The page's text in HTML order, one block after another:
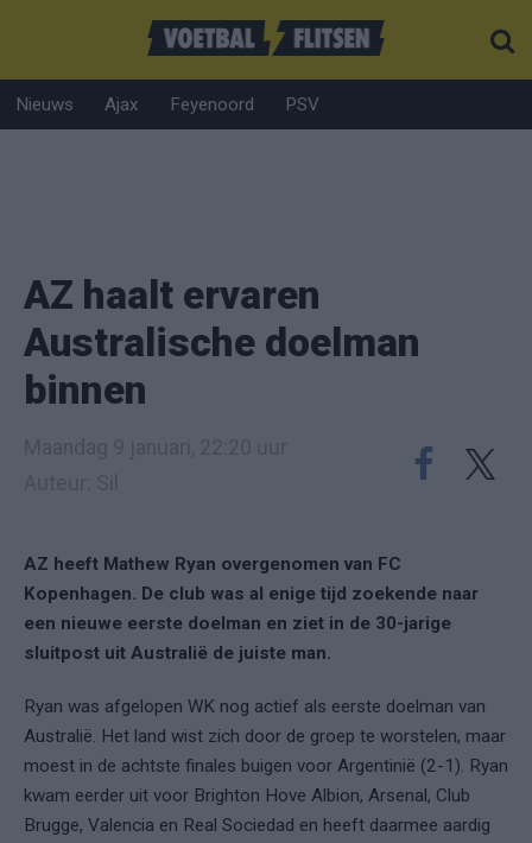
Nieuws Ajax Feyenoord PSV
AZ haalt ervaren
Australische doelman
binnen
AZ heeft Mathew Ryan overgenomen van FC
Kopenhagen. De club was al enige tijd zoekende naar
een nieuwe eerste doelman en ziet in de 30-jarige
sluitpost uit Australië de juiste man.
Ryan was afgelopen WK nog actief als eerste doelman van
Australië. Het land wist zich door de groep te worstelen, maar
moest in de achtste finales buigen voor Argentinië (2-1). Ryan
kwam eerder uit voor Brighton Hove Albion, Arsenal, Club
Brugge, Valencia en Real Sociedad en heeft daarmee aardig